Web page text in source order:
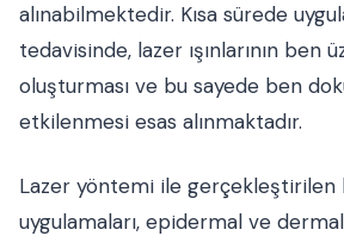
alınabilmektedir. Kısa sürede
tedavisinde, lazer ışınlarının ben
oluşturması ve bu sayede ben
etkilenmesi esas alınmaktadır.
Lazer yöntemi ile gerçekleştirilen
uygulamaları, epidermal ve